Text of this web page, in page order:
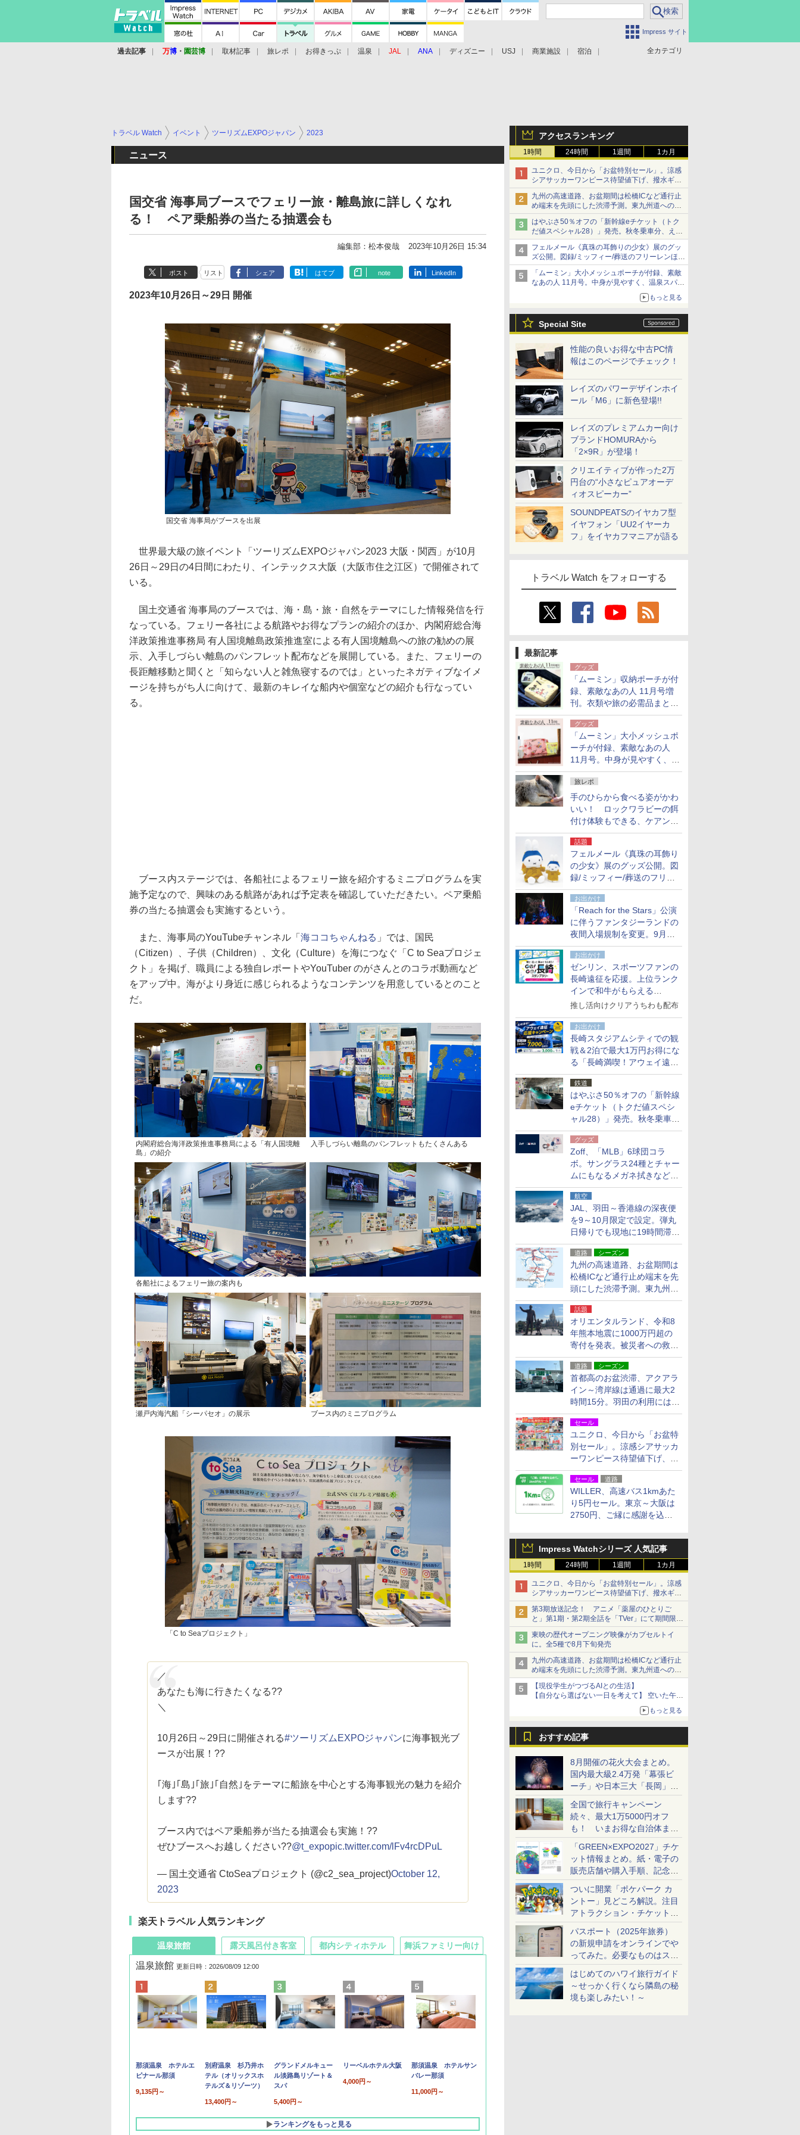
Impress サイト
全カテゴリ
過去記事 万博 ・ 園芸博 取材記事 旅レポ お得きっぷ 温泉 JAL ANA ディズニー USJ 商業施設 宿泊
アクセスランキング
1時間 24時間 1週間 1カ月
ユニクロ、今日から「お盆特別セール」。涼感
シアサッカーワンピース待望値下げ、撥水ギア
ショーツは1990円に
九州の高速道路、お盆期間は松橋ICなど通行止
め端末を先頭にした渋滞予測。東九州道への迂
回は料金調整を実施
はやぶさ50％オフの「新幹線eチケット（トク
だ値スペシャル28）」発売。秋冬乗車分、えき
ねっと限定
フェルメール《真珠の耳飾りの少女》展のグッ
ズ公開。図録/ミッフィー/葬送のフリーレンほ
か、注目ブランドコラボが実現
「ムーミン」大小メッシュポーチが付録、素敵
なあの人 11月号。中身が見やすく、温泉スパに
もっと見る
Special Site
性能の良いお得な中古PC情
報はこのページでチェック！
レイズのパワーデザインホイ
ール「M6」に新色登場!!
レイズのプレミアムカー向け
ブランドHOMURAから
「2×9R」が登場！
クリエイティブが作った2万
円台の“小さなピュアオーデ
ィオスピーカー”
SOUNDPEATSのイヤカフ型
イヤフォン「UU2イヤーカ
フ」をイヤカフマニアが語る
トラベル Watch をフォローする
最新記事
グッズ
「ムーミン」収納ポーチが付
録、素敵なあの人 11月号増
刊。衣類や旅の必需品まとま
る大小2個セット
グッズ
「ムーミン」大小メッシュポ
ーチが付録、素敵なあの人
11月号。中身が見やすく、温
泉スパにも使える
旅レポ
手のひらから食べる姿がかわ
いい！ ロックワラビーの餌
付け体験もできる、ケアンズ
でアサートン高原の日本語ガ
イド付きツアーに参加してみ
た
話題
フェルメール《真珠の耳飾り
の少女》展のグッズ公開。図
録/ミッフィー/葬送のフリー
レンほか、注目ブランドコラ
ボが実現
お出かけ
「Reach for the Stars」公演
に伴うファンタジーランドの
夜間入場規制を変更。9月か
ら18時50分～20時ごろに
お出かけ
ゼンリン、スポーツファンの
長崎遠征を応援。上位ランク
インで和牛がもらえる
「GO！GO！長崎スタンプラ
推し活向けクリアうちわも配布
お出かけ
長崎スタジアムシティでの観
戦＆2泊で最大1万円お得にな
る「長崎満喫！アウェイ遠征
応援キャンペーン」
鉄道
はやぶさ50％オフの「新幹線
eチケット（トクだ値スペシ
ャル28）」発売。秋冬乗車
分、えきねっと限定
グッズ
Zoff、「MLB」6球団コラ
ボ。サングラス24種とチャー
ムにもなるメガネ拭きなど雑
貨24種
航空
JAL、羽田～香港線の深夜便
を9～10月限定で設定。弾丸
日帰りでも現地に19時間滞在
できる
道路 シーズン
九州の高速道路、お盆期間は
松橋ICなど通行止め端末を先
頭にした渋滞予測。東九州道
への迂回は料金調整を実施
話題
オリエンタルランド、令和8
年熊本地震に1000万円超の
寄付を発表。被災者への救援
活動・復旧支援
道路 シーズン
首都高のお盆渋滞、アクアラ
イン～湾岸線は通過に最大2
時間15分。羽田の利用には
「空港西出口」の利用検討を
セール
ユニクロ、今日から「お盆特
別セール」。涼感シアサッカ
ーワンピース待望値下げ、撥
水ギアショーツは1990円に
セール 道路
WILLER、高速バス1kmあた
り5円セール。東京～大阪は
2750円、ご縁に感謝を込め
Impress Watchシリーズ 人気記事
1時間 24時間 1週間 1カ月
ユニクロ、今日から「お盆特別セール」。涼感
シアサッカーワンピース待望値下げ、撥水ギア
ショーツは1990円に
第3期放送記念！ アニメ「薬屋のひとりご
と」第1期・第2期全話を「TVer」にて期間限定
で順次無料配信開始
東映の歴代オープニング映像がカプセルトイ
に。全5種で8月下旬発売
九州の高速道路、お盆期間は松橋ICなど通行止
め端末を先頭にした渋滞予測。東九州道への迂
回は料金調整を実施
【現役学生がつづるAIとの生活】
【自分なら選ばない一日を考えて】 空いた午後
をチャッピーに捧げたら、思わぬ絶景に出会っ
もっと見る
おすすめ記事
8月開催の花火大会まとめ。
国内最大級2.4万発「幕張ビ
ーチ」や日本三大「長岡」な
ど大型イベント目白押し！
全国で旅行キャンペーン
続々、最大1万5000円オフ
も！ いまお得な自治体まと
め
「GREEN×EXPO2027」チケ
ット情報まとめ。紙・電子の
販売店舗や購入手順、記念チ
ケットも解説
ついに開業「ポケパーク カ
ントー」見どころ解説。注目
アトラクション・チケット手
配・来場前に必要な準備は？
パスポート（2025年旅券）
の新規申請をオンラインでや
ってみた。必要なものはスマ
ホとマイナカードのみ
はじめてのハワイ旅行ガイド
～せっかく行くなら隣島の秘
境も楽しみたい！～
トラベル Watch イベント ツーリズムEXPOジャパン 2023
ニュース
国交省 海事局ブースでフェリー旅・離島旅に詳しくなれ
る！ ペア乗船券の当たる抽選会も
編集部：松本俊哉 2023年10月26日 15:34
ポスト リスト シェア はてブ note LinkedIn
2023年10月26日～29日 開催
国交省 海事局がブースを出展
世界最大級の旅イベント「ツーリズムEXPOジャパン2023 大阪・関西」が10月
26日～29日の4日間にわたり、インテックス大阪（大阪市住之江区）で開催されて
いる。
国土交通省 海事局のブースでは、海・島・旅・自然をテーマにした情報発信を行
なっている。フェリー各社による航路やお得なプランの紹介のほか、内閣府総合海
洋政策推進事務局 有人国境離島政策推進室による有人国境離島への旅の勧めの展
示、入手しづらい離島のパンフレット配布などを展開している。また、フェリーの
長距離移動と聞くと「知らない人と雑魚寝するのでは」といったネガティブなイメ
ージを持ちがち人に向けて、最新のキレイな船内や個室などの紹介も行なってい
る。
ブース内ステージでは、各船社によるフェリー旅を紹介するミニプログラムを実
施予定なので、興味のある航路があれば予定表を確認していただきたい。ペア乗船
券の当たる抽選会も実施するという。
また、海事局のYouTubeチャンネル「 海ココちゃんねる 」では、国民
（Citizen）、子供（Children）、文化（Culture）を海につなぐ「C to Seaプロジェ
クト」を掲げ、職員による独自レポートやYouTuber のがさんとのコラボ動画など
をアップ中。海がより身近に感じられるようなコンテンツを用意しているとのこと
だ。
内閣府総合海洋政策推進事務局による「有人国境離
島」の紹介
入手しづらい離島のパンフレットもたくさんある
各船社によるフェリー旅の案内も
瀬戸内海汽船「シーパセオ」の展示 ブース内のミニプログラム
「C to Seaプロジェクト」
／
あなたも海に行きたくなる??
＼
10月26日～29日に開催される#ツーリズムEXPOジャパンに海事観光ブ
ースが出展！??
｢海｣｢島｣｢旅｣｢自然｣をテーマに船旅を中心とする海事観光の魅力を紹介
します??
ブース内ではペア乗船券が当たる抽選会も実施！??
ぜひブースへお越しください??@t_expopic.twitter.com/lFv4rcDPuL
— 国土交通省 CtoSeaプロジェクト (@c2_sea_project)October 12,
2023
楽天トラベル 人気ランキング
温泉旅館
温泉旅館 更新日時：2026/08/09 12:00
那須温泉 ホテルエ
ピナール那須
9,135円～
別府温泉 杉乃井ホ
テル（オリックスホ
テルズ＆リゾーツ）
13,400円～
グランドメルキュー
ル淡路島リゾート＆
スパ
5,400円～
リーベルホテル大阪
4,000円～
那須温泉 ホテルサン
バレー那須
11,000円～
ランキングをもっと見る
露天風呂付き客室 都内シティホテル 舞浜ファミリー向け